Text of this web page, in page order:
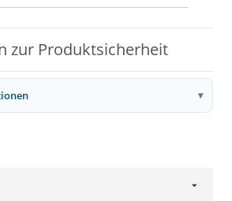
zur Produktsicherheit